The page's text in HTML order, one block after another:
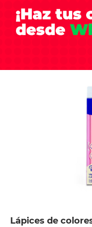
Lápices de